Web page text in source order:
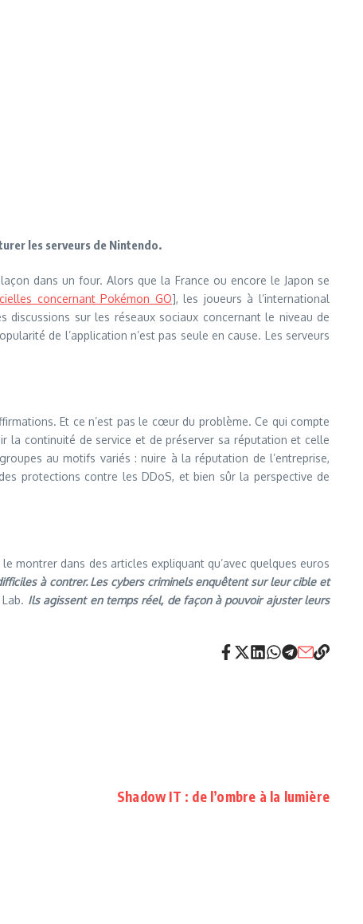
les serveurs de Nintendo.
dans un four. Alors que la France ou encore le Japon se
concernant Pokémon GO], les joueurs à l’international
discussions sur les réseaux sociaux concernant le niveau de
de l’application n’est pas seule en cause. Les serveurs
Et ce n’est pas le cœur du problème. Ce qui compte
la continuité de service et de préserver sa réputation et celle
au motifs variés : nuire à la réputation de l’entreprise,
protections contre les DDoS, et bien sûr la perspective de
montrer dans des articles expliquant qu’avec quelques euros
à contrer. Les cybers criminels enquêtent sur leur cible et
Ils agissent en temps réel, de façon à pouvoir ajuster leurs
Shadow IT : de l’ombre à la lumière